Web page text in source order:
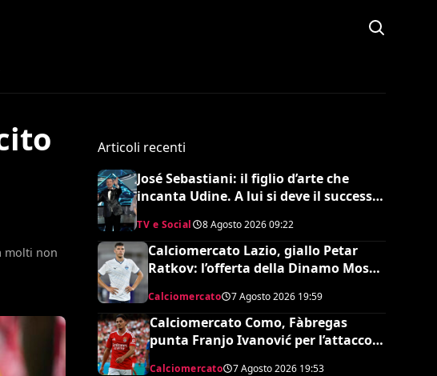
molti non
Articoli recenti
José Sebastiani: il figlio d’arte che
incanta Udine. A lui si deve il successo
debutto in Serie A
TV e Social 8 Agosto 202609:22
Calciomercato Lazio, giallo Petar
Ratkov: l’offerta della Dinamo Mosca
e la smentita dell’agente
Calciomercato 7 Agosto 2026 19:59
Calciomercato Como, Fàbregas
punta Franjo Ivanović per l’attacco:
il punto sulla trattativa
Calciomercato 7 Agosto 2026 19:53